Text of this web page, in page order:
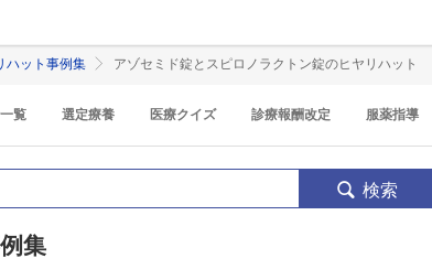
ハット事例集 アゾセミド錠とスピロノラクトン錠のヒヤリハット
覧 選定療養 医療クイズ 診療報酬改定 服薬指導
検索
集